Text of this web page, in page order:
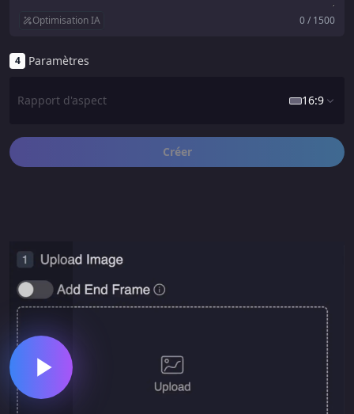
Optimisation IA 0 / 1500
4 Paramètres
Rapport d'aspect 16:9
16:9 1:1
Créer